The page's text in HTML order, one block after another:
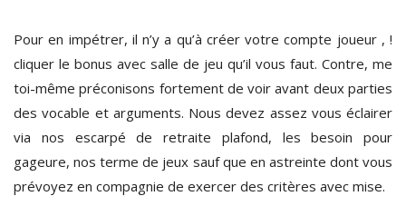
Pour en impétrer, il n’y a qu’à créer votre compte joueur , !
cliquer le bonus avec salle de jeu qu’il vous faut. Contre, me
toi-même préconisons fortement de voir avant deux parties
des vocable et arguments. Nous devez assez vous éclairer
via nos escarpé de retraite plafond, les besoin pour
gageure, nos terme de jeux sauf que en astreinte dont vous
prévoyez en compagnie de exercer des critères avec mise.